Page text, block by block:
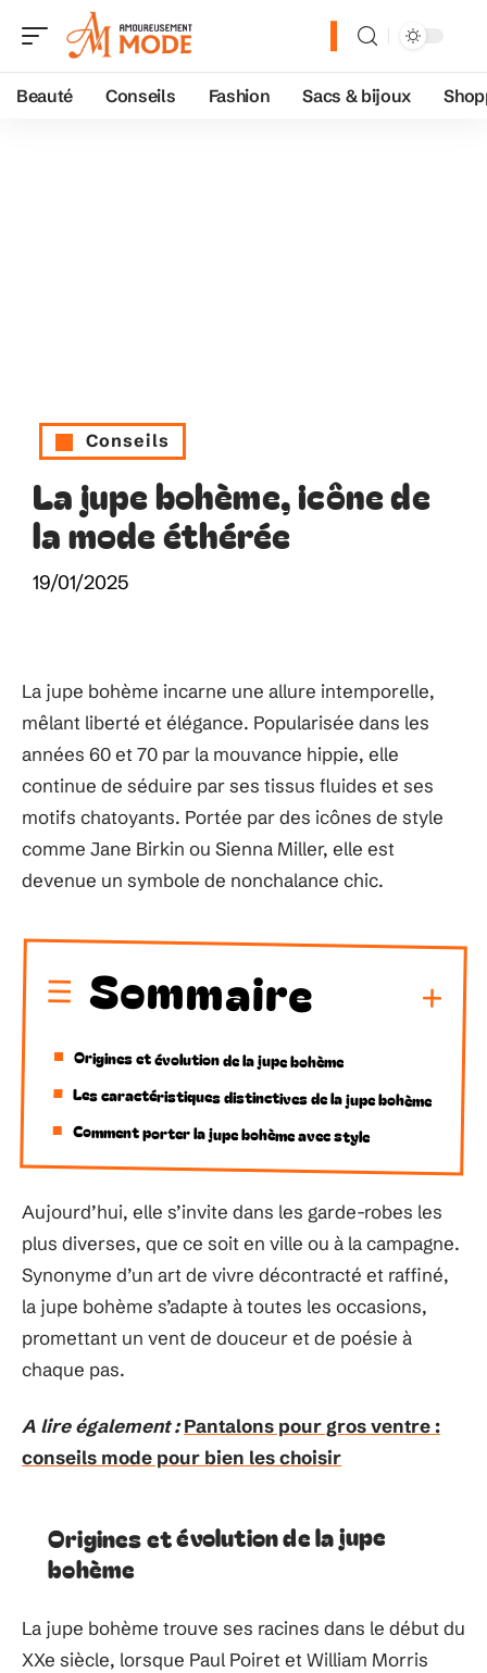
Beauté Conseils Fashion Sacs & bijoux
Conseils
La jupe bohème, icône de
la mode éthérée
19/01/2025
La jupe bohème incarne une allure intemporelle,
mêlant liberté et élégance. Popularisée dans les
années 60 et 70 par la mouvance hippie, elle
continue de séduire par ses tissus fluides et ses
motifs chatoyants. Portée par des icônes de style
comme Jane Birkin ou Sienna Miller, elle est
devenue un symbole de nonchalance chic.
Sommaire
Origines et évolution de la jupe bohème
Les caractéristiques distinctives de la jupe bohème
Comment porter la jupe bohème avec style
Aujourd’hui, elle s’invite dans les garde-robes les
plus diverses, que ce soit en ville ou à la campagne.
Synonyme d’un art de vivre décontracté et raffiné,
la jupe bohème s’adapte à toutes les occasions,
promettant un vent de douceur et de poésie à
chaque pas.
A lire également : Pantalons pour gros ventre :
conseils mode pour bien les choisir
Origines et évolution de la jupe
bohème
La jupe bohème trouve ses racines dans le début du
XXe siècle, lorsque Paul Poiret et William Morris